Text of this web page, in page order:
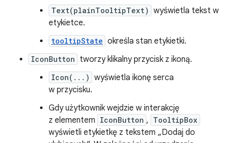
Text(plainTooltipText) wyświetla tekst w
etykietce.
tooltipState określa stan etykietki.
IconButton tworzy klikalny przycisk z ikoną.
Icon(...) wyświetla ikonę serca
w przycisku.
Gdy użytkownik wejdzie w interakcję
z elementem IconButton , TooltipBox
wyświetli etykietkę z tekstem „Dodaj do